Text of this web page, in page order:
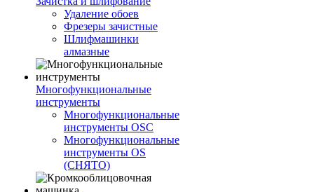
Удаление обоев
Фрезеры зачистные
Шлифмашинки
алмазные
Многофункциональные
инструменты
Многофункциональные
инструменты OSC
Многофункциональные
инструменты OS
(СНЯТО)